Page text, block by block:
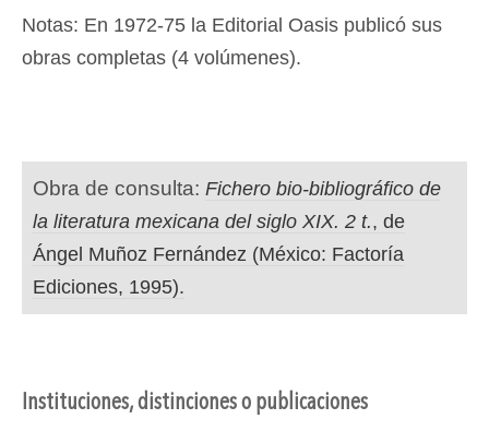
Notas: En 1972-75 la Editorial Oasis publicó sus
obras completas (4 volúmenes).
Obra de consulta: Fichero bio-bibliográfico de
la literatura mexicana del siglo XIX. 2 t., de
Ángel Muñoz Fernández (México: Factoría
Ediciones, 1995).
Instituciones, distinciones o publicaciones